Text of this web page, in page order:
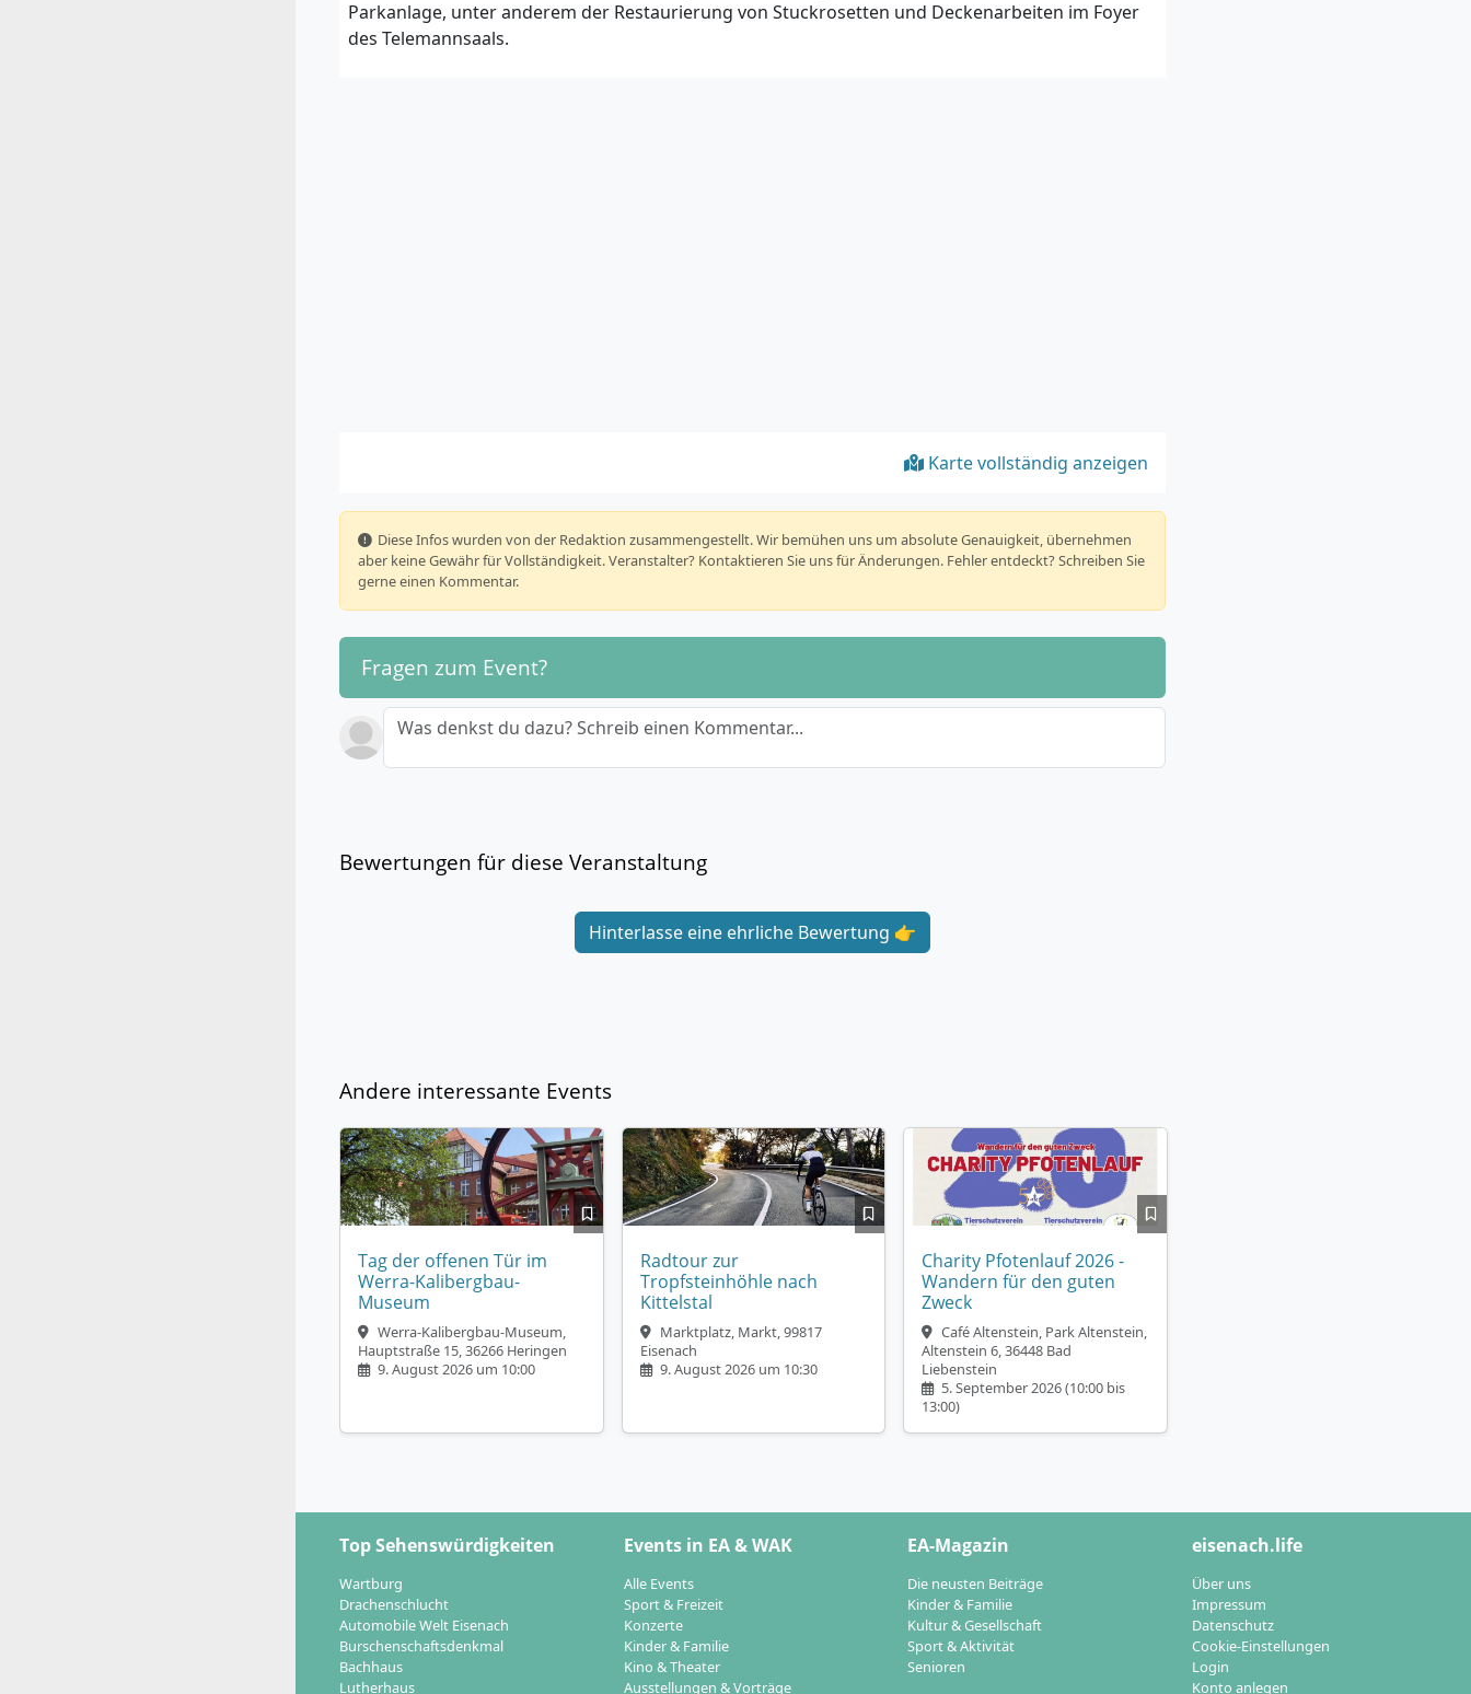
Parkanlage, unter anderem der Restaurierung von Stuckrosetten und Deckenarbeiten im Foyer
des Telemannsaals.
Karte vollständig anzeigen
️ Diese Infos wurden von der Redaktion zusammengestellt. Wir bemühen uns um absolute Genauigkeit, übernehmen
aber keine Gewähr für Vollständigkeit. Veranstalter? Kontaktieren Sie uns für Änderungen. Fehler entdeckt? Schreiben Sie
gerne einen Kommentar.
Fragen zum Event?
Was denkst du dazu? Schreib einen Kommentar...
Bewertungen für diese Veranstaltung
Hinterlasse eine ehrliche Bewertung 👉
Andere interessante Events
Tag der offenen Tür im
Werra-Kalibergbau-
Museum
Werra-Kalibergbau-Museum,
Hauptstraße 15, 36266 Heringen
9. August 2026 um 10:00
Radtour zur
Tropfsteinhöhle nach
Kittelstal
Marktplatz, Markt, 99817
Eisenach
9. August 2026 um 10:30
Charity Pfotenlauf 2026 -
Wandern für den guten
Zweck
Café Altenstein, Park Altenstein,
Altenstein 6, 36448 Bad
Liebenstein
5. September 2026 (10:00 bis
13:00)
Top Sehenswürdigkeiten
Wartburg
Drachenschlucht
Automobile Welt Eisenach
Burschenschaftsdenkmal
Bachhaus
Lutherhaus
Events in EA & WAK
Alle Events
Sport & Freizeit
Konzerte
Kinder & Familie
Kino & Theater
Ausstellungen & Vorträge
EA-Magazin
Die neusten Beiträge
Kinder & Familie
Kultur & Gesellschaft
Sport & Aktivität
Senioren
eisenach.life
Über uns
Impressum
Datenschutz
Cookie-Einstellungen
Login
Konto anlegen